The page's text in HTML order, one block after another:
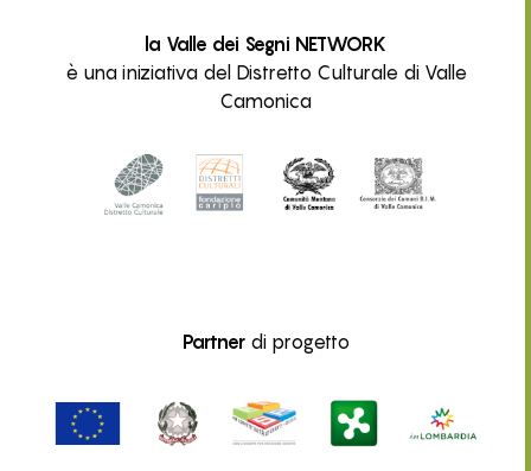
la Valle dei Segni NETWORK
è una iniziativa del Distretto Culturale di Valle
Camonica
Partnerdi progetto